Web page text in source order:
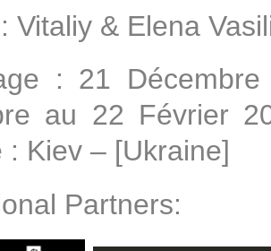
Vitaliy & Elena
: 21
au 22 Février
: Kiev – [Ukraine]
Partners: